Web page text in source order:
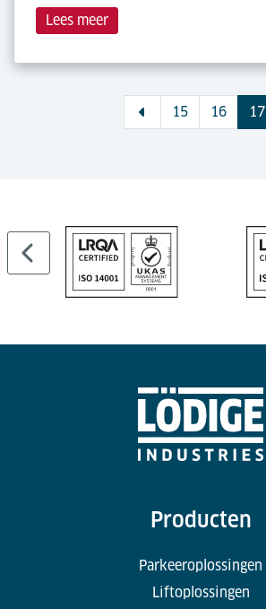
Lees meer
15 16 17
Producten
Parkeeroplossingen
Liftoplossingen